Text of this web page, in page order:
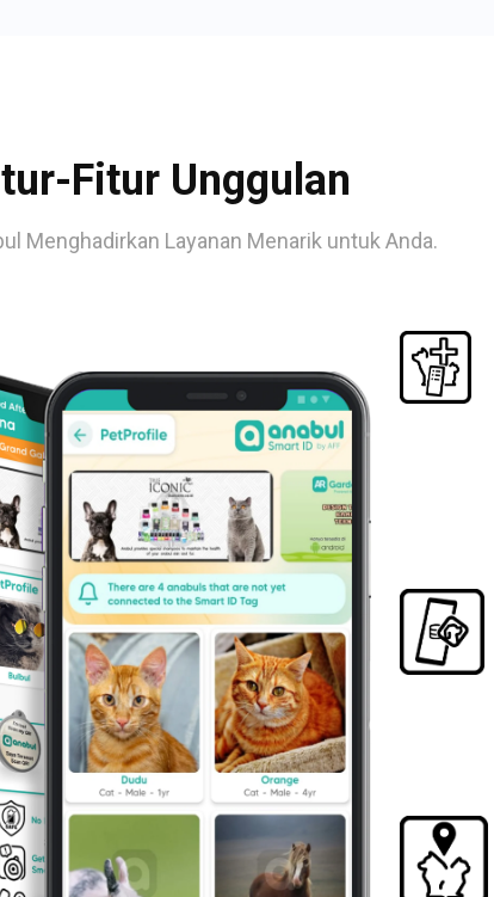
Fitur Unggulan
Menghadirkan Layanan Menarik untuk Anda.